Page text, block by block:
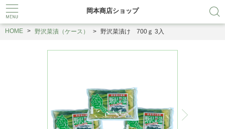
岡本商店ショップ
HOME 野沢菜漬（ケース） 野沢菜漬け 700ｇ 3入